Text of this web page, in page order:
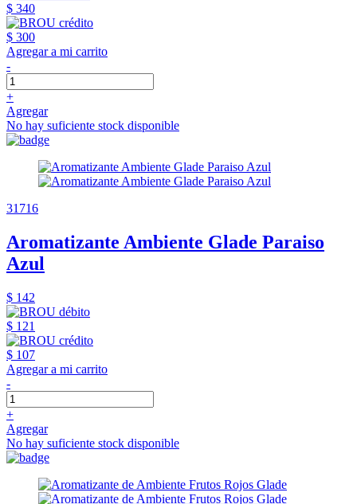
$ 340
$ 300
Agregar a mi carrito
-
+
Agregar
No hay suficiente stock disponible
31716
Aromatizante Ambiente Glade Paraiso
Azul
$ 142
$ 121
$ 107
Agregar a mi carrito
-
+
Agregar
No hay suficiente stock disponible